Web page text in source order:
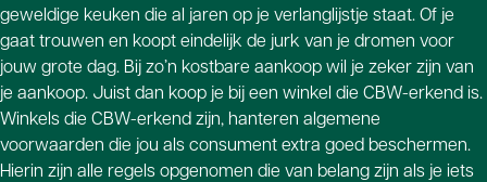
geweldige keuken die al jaren op je verlanglijstje staat. Of je
gaat trouwen en koopt eindelijk de jurk van je dromen voor
jouw grote dag. Bij zo’n kostbare aankoop wil je zeker zijn van
je aankoop. Juist dan koop je bij een winkel die CBW-erkend is.
Winkels die CBW-erkend zijn, hanteren algemene
voorwaarden die jou als consument extra goed beschermen.
Hierin zijn alle regels opgenomen die van belang zijn als je iets